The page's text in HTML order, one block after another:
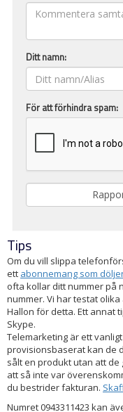
Ditt namn:
För att förhindra spam:
Tips
Om du vill slippa
ett abonnemang som
ofta kollar ditt nummer på
nummer. Vi har testat
Hallon för detta. Ett annat
Skype.
Telemarketing är ett
provisionsbaserat kan de
sålt en produkt utan att
att så inte var
du bestrider fakturan.
Numret 0943311423 kan